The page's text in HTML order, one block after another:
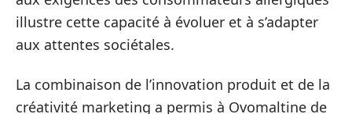
illustre cette capacité à évoluer et à s’adapter
aux attentes sociétales.
La combinaison de l’innovation produit et de la
créativité marketing a permis à Ovomaltine de